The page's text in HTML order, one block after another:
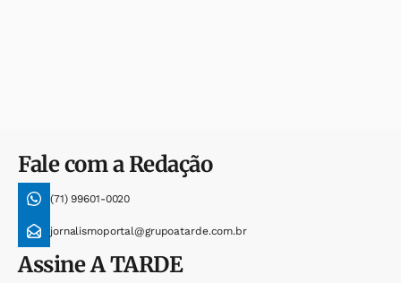
Fale com a Redação
(71) 99601-0020
jornalismoportal@grupoatarde.com.br
AssineA TARDE